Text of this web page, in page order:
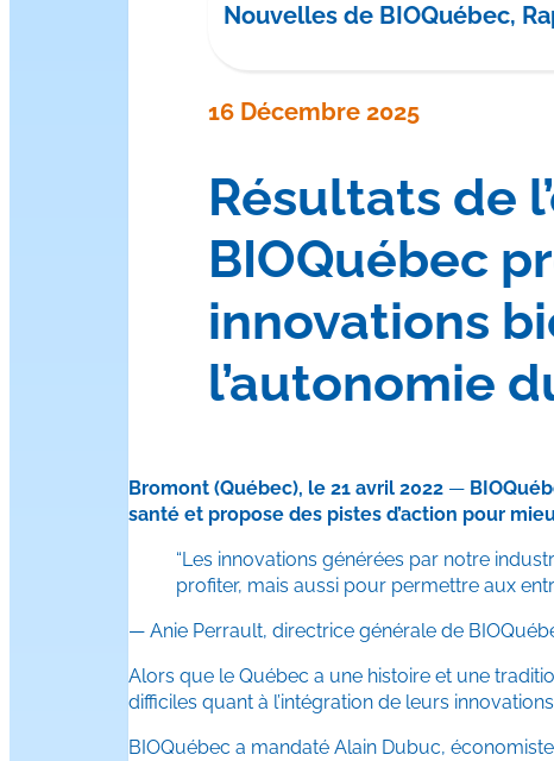
Nouvelles de BIOQuébec,
16 Décembre 2025
Résultats de
BIOQuébec
innovations
l’autonomie
Bromont (Québec), le 21 avril 2022 —
santé et propose des pistes d’action pour
“Les innovations générées par notre
profiter, mais aussi pour permettre aux
— Anie Perrault, directrice générale de
Alors que le Québec a une histoire et une
difficiles quant à l’intégration de leurs
BIOQuébec a mandaté Alain Dubuc,